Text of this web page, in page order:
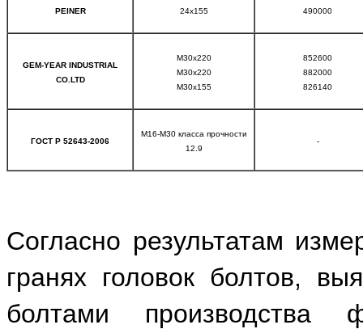
PEINER 24x155 490000
GEM-YEAR INDUSTRIAL
CO.LTD
M30x220
M30x220
M30x155
852600
882000
826140
ГОСТ Р 52643-2006
М16-М30 класса прочности
12.9
-
Согласно результатам
гранях головок болтов,
болтами